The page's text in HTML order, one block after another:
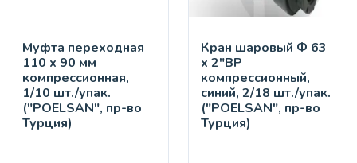
Муфта переходная
110 х 90 мм
компрессионная,
1/10 шт./упак.
("POELSAN", пр-во
Турция)
Кран шaровый Ф 63
х 2"ВР
компрессионный,
синий, 2/18 шт./упак.
("POELSAN", пр-во
Турция)